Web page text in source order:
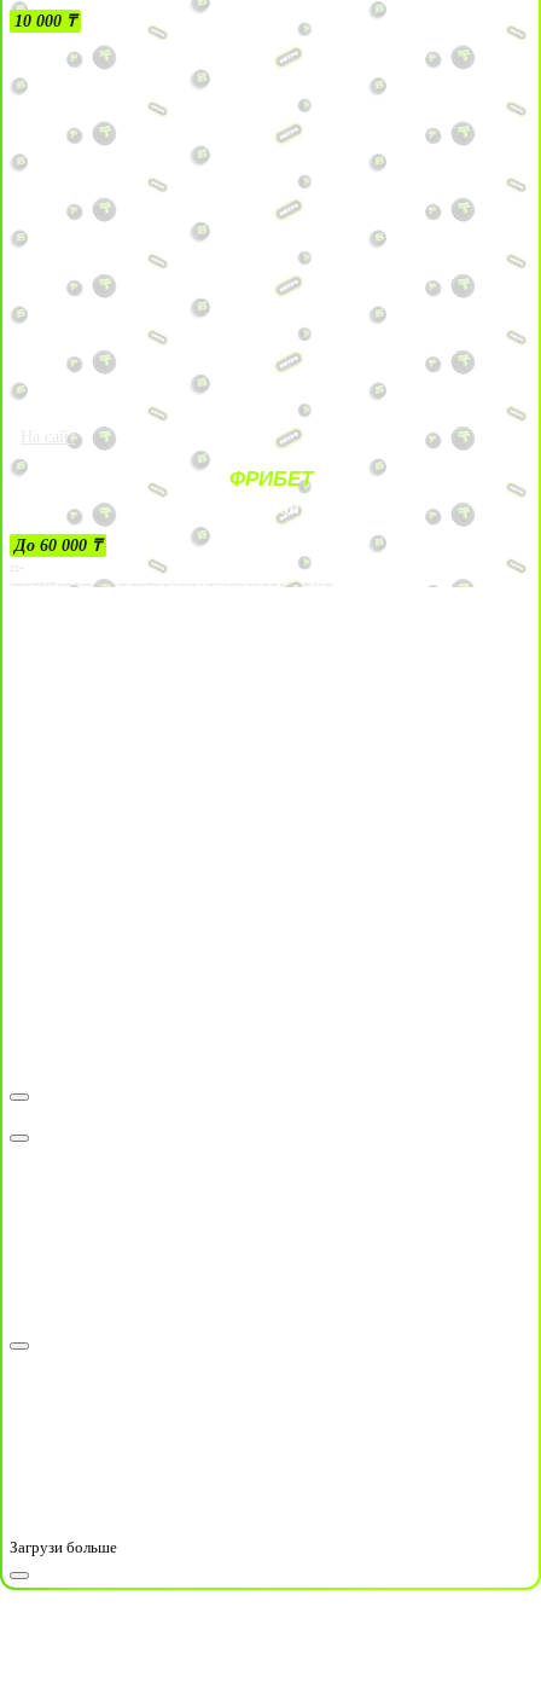
10 000 ₸
На сайт
ФРИБЕТ
ЗА ДЕПОЗИТЫ
До 60 000 ₸
21+
Лицензии №24514359, выданной комитетом индустрии туризма Министерства культуры и спорта Республики Казахстан срок до 27 сентября 2034 года.
Загрузи больше